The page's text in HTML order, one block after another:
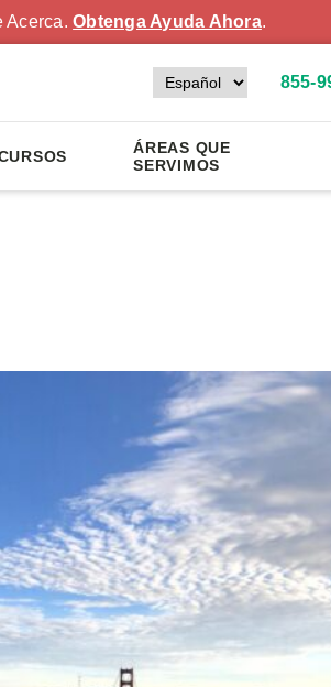
Acerca.Obtenga Ayuda Ahora.
855-
ÁREAS QUE
SERVIMOS